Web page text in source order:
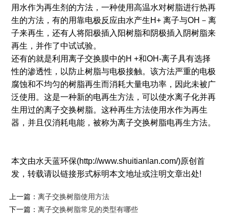
用水作为再生剂的方法，一种使用高温水对树脂进行热再
生的方法，有的用靠电极反应由水产生H+ 离子与OH－离
子来再生，还有人将阳极插入阳树脂和阴极插入阴树脂来
再生，并作了中试试验。
还有的就是利用离子交换膜中的H +和OH-离子具有选择
性的渗透性，以防止树脂与电极接触。该方法严重的电极
腐蚀和不均匀的树脂再生而消耗大量电功率，因此未被广
泛使用。这是一种新的电再生方法，可以使水离子化并再
生用过的离子交换树脂。这种再生方法使用水作为再生
器，并且仅消耗电能，被称为离子交换树脂电再生方法。
本文由水天蓝环保(http://www.shuitianlan.com/)原创首
发，转载请以链接形式标明本文地址或注明文章出处!
上一篇： 离子交换树脂使用方法
下一篇： 离子交换树脂常见的类型有哪些